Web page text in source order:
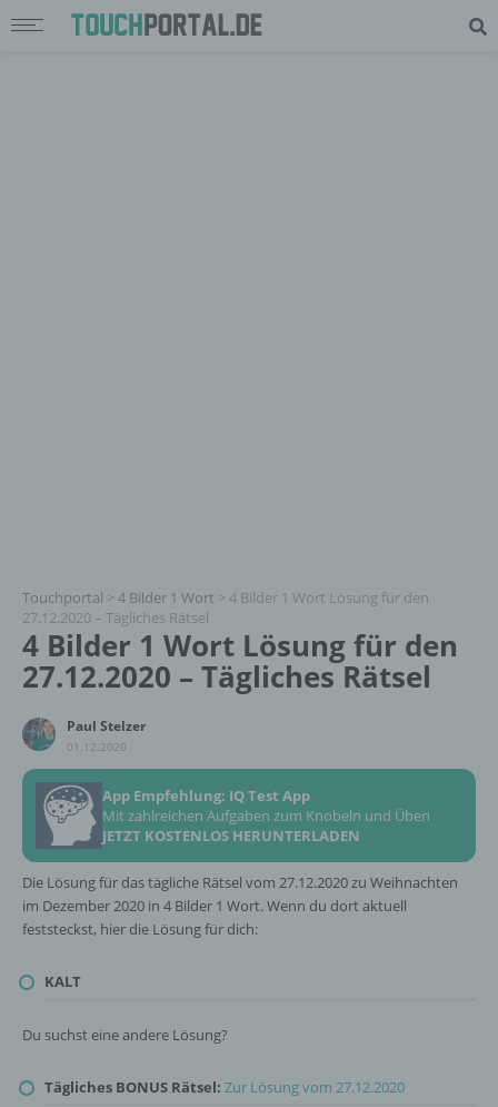
Touchportal > 4 Bilder 1 Wort > 4 Bilder 1 Wort Lösung für den
27.12.2020 – Tägliches Rätsel
4 Bilder 1 Wort Lösung für den
27.12.2020 – Tägliches Rätsel
Paul Stelzer
01.12.2020
App Empfehlung: IQ Test App
Mit zahlreichen Aufgaben zum Knobeln und Üben
JETZT KOSTENLOS HERUNTERLADEN
Die Lösung für das tägliche Rätsel vom 27.12.2020 zu Weihnachten
im Dezember 2020 in 4 Bilder 1 Wort. Wenn du dort aktuell
feststeckst, hier die Lösung für dich:
KALT
Du suchst eine andere Lösung?
Tägliches BONUS Rätsel: Zur Lösung vom 27.12.2020